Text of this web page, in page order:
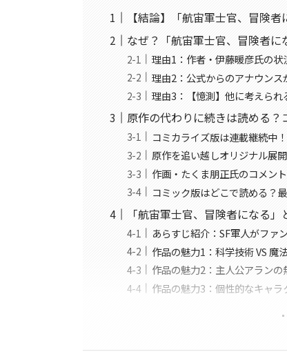
【結論】「航宙軍士官、冒険
なぜ？「航宙軍士官、冒険者
理由1：作者・伊藤暖彦氏の状
理由2：公式からのアナウンス
理由3：【憶測】他に考えら
原作の代わりに続きは読める
コミカライズ版は連載継続中！
原作を追い越しオリジナル展
作画・たくま朋正氏のコメント
コミック版はどこで読める？
「航宙軍士官、冒険者になる
あらすじ紹介：SF軍人がファ
作品の魅力1：科学技術 VS 魔
作品の魅力2：主人公アランの
作品の魅力3：個性的なキャラ